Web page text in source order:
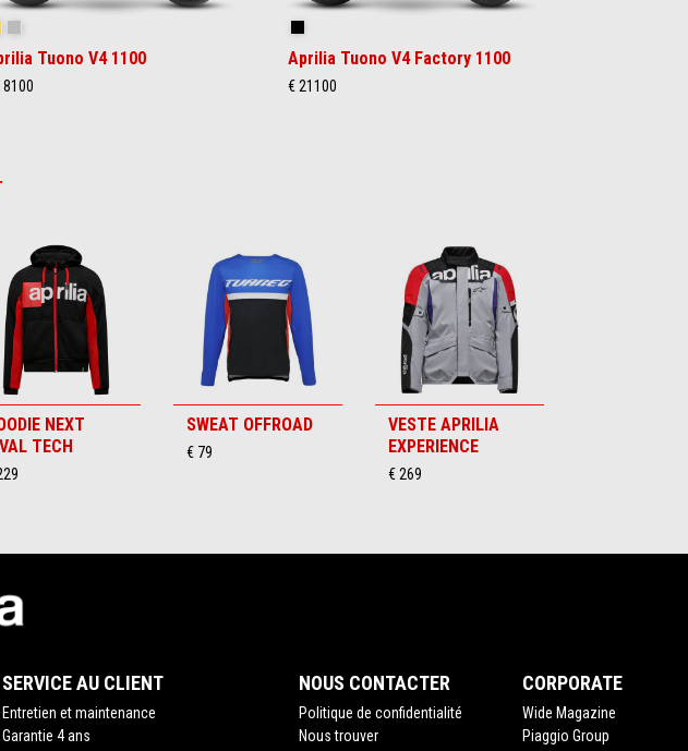
Tuono V4 1100 Aprilia Tuono V4 Factory 1100
€ 21100
NEXT
TECH
SWEAT OFFROAD
€ 79
VESTE APRILIA
EXPERIENCE
€ 269
SERVICE AU CLIENT
Entretien et maintenance
Garantie 4 ans
NOUS CONTACTER
Politique de confidentialité
Nous trouver
CORPORATE
Wide Magazine
Piaggio Group